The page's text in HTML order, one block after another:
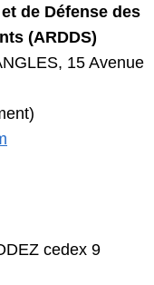
de Défense des
(ARDDS)
15 Avenue
cedex 9